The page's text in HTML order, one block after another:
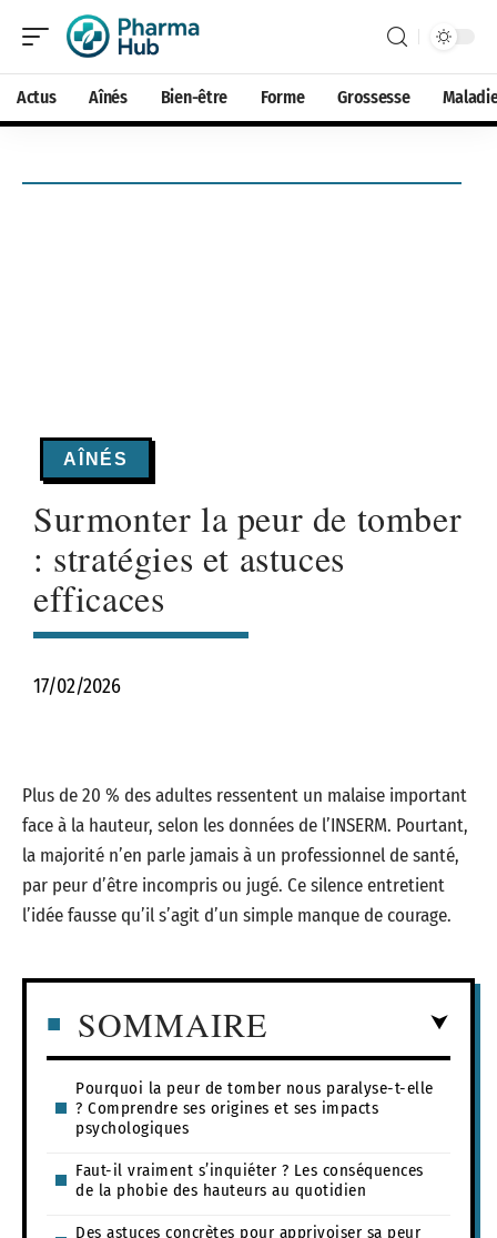
Actus Aînés Bien-être Forme Grossesse
AÎNÉS
Surmonter la peur de tomber
: stratégies et astuces
efficaces
17/02/2026
Plus de 20 % des adultes ressentent un malaise important
face à la hauteur, selon les données de l’INSERM. Pourtant,
la majorité n’en parle jamais à un professionnel de santé,
par peur d’être incompris ou jugé. Ce silence entretient
l’idée fausse qu’il s’agit d’un simple manque de courage.
SOMMAIRE
Pourquoi la peur de tomber nous paralyse-t-elle
? Comprendre ses origines et ses impacts
psychologiques
Faut-il vraiment s’inquiéter ? Les conséquences
de la phobie des hauteurs au quotidien
Des astuces concrètes pour apprivoiser sa peur